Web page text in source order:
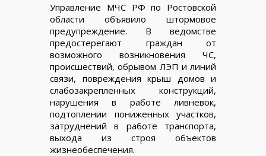
Управление МЧС РФ по Ростовской
области объявило штормовое
предупреждение. В ведомстве
предостерегают граждан от
возможного возникновения ЧС,
происшествий, обрывом ЛЭП и линий
связи, повреждения крыш домов и
слабозакрепленных конструкций,
нарушения в работе ливневок,
подтоплении пониженных участков,
затруднений в работе транспорта,
выхода из строя объектов
жизнеобеспечения.